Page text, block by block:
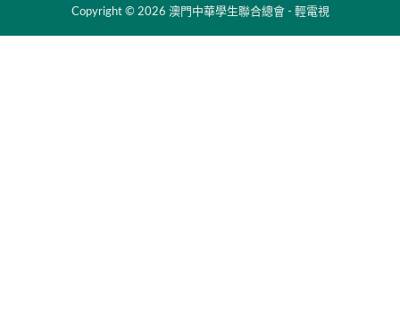
Copyright © 2026 澳門中華學生聯合總會 - 輕電視